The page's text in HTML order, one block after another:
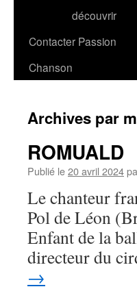
découvrir
Contacter Passion
Chanson
Archives par
ROMUALD
Publié le20 avril 2024
Le chanteur
Pol de Léon
Enfant de la
directeur du
→